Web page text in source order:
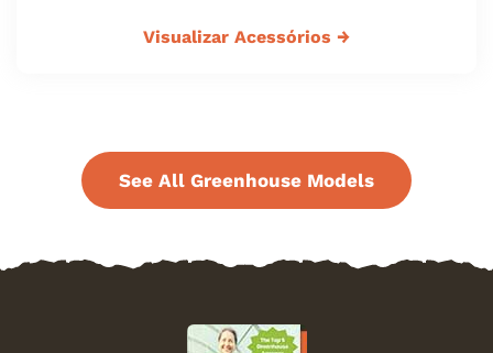
Visualizar Acessórios →
See All Greenhouse Models